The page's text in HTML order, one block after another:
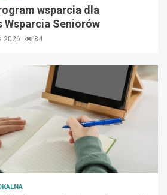
wsparcia dla
Wsparcia Seniorów
2026 84